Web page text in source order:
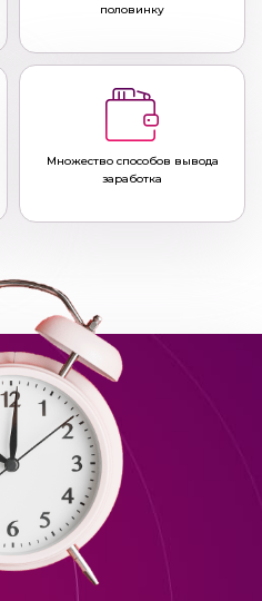
половинку
Множество способов вывода
заработка